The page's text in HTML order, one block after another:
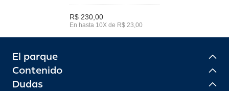
R$ 230,00
En hasta 10X de R$ 23,00
El parque
Contenido
Dudas